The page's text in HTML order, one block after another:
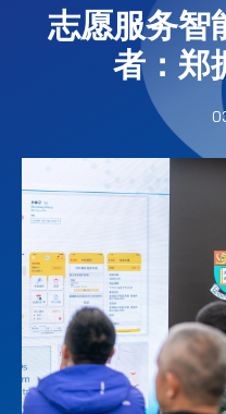
志愿服务智
者：郑